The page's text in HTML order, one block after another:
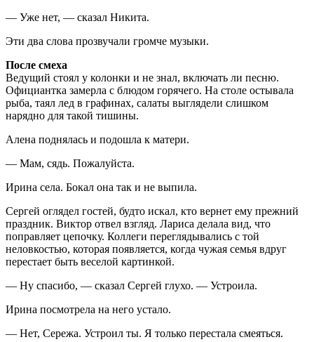
— Уже нет, — сказал Никита.
Эти два слова прозвучали громче музыки.
После смеха
Ведущий стоял у колонки и не знал, включать ли песню.
Официантка замерла с блюдом горячего. На столе остывала
рыба, таял лед в графинах, салаты выглядели слишком
нарядно для такой тишины.
Алена поднялась и подошла к матери.
— Мам, сядь. Пожалуйста.
Ирина села. Бокал она так и не выпила.
Сергей оглядел гостей, будто искал, кто вернет ему прежний
праздник. Виктор отвел взгляд. Лариса делала вид, что
поправляет цепочку. Коллеги переглядывались с той
неловкостью, которая появляется, когда чужая семья вдруг
перестает быть веселой картинкой.
— Ну спасибо, — сказал Сергей глухо. — Устроила.
Ирина посмотрела на него устало.
— Нет, Сережа. Устроил ты. Я только перестала смеяться.